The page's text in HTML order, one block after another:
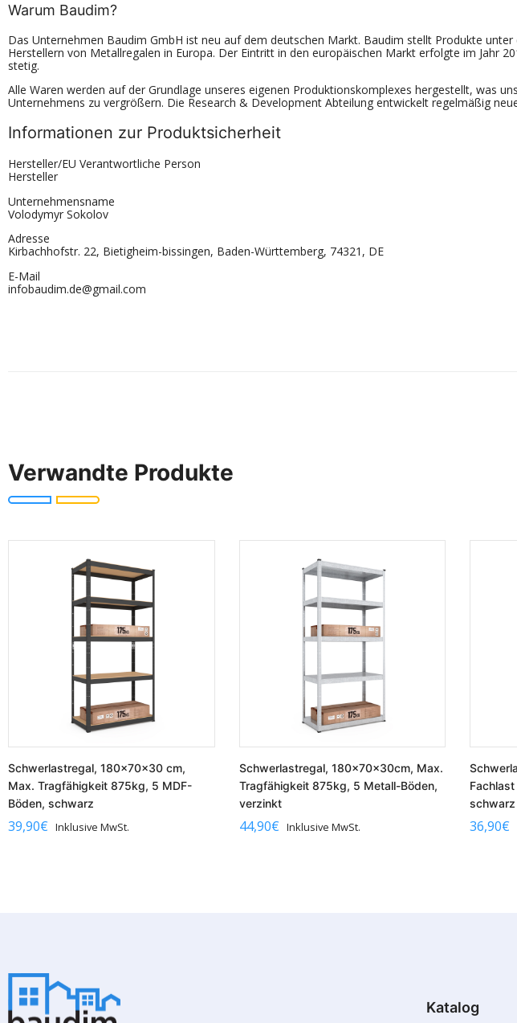
Warum Baudim?
Das Unternehmen Baudim GmbH ist neu auf dem deutschen Markt. Baudim stellt Produkte
Herstellern von Metallregalen in Europa. Der Eintritt in den europäischen Markt erfolgte im Jahr
stetig.
Alle Waren werden auf der Grundlage unseres eigenen Produktionskomplexes hergestellt, was
Unternehmens zu vergrößern. Die Research & Development Abteilung entwickelt regelmäßig
Informationen zur Produktsicherheit
Hersteller/EU Verantwortliche Person
Hersteller
Unternehmensname
Volodymyr Sokolov
Adresse
Kirbachhofstr. 22, Bietigheim-bissingen, Baden-Württemberg, 74321, DE
E-Mail
infobaudim.de@gmail.com
Verwandte Produkte
Schwerlastregal, 180x70x30 cm,
Max. Tragfähigkeit 875kg, 5 MDF-
Böden, schwarz
39,90€ Inklusive MwSt.
Schwerlastregal, 180x70x30cm, Max.
Tragfähigkeit 875kg, 5 Metall-Böden,
verzinkt
44,90€ Inklusive MwSt.
schwarz
36,90€
Katalog